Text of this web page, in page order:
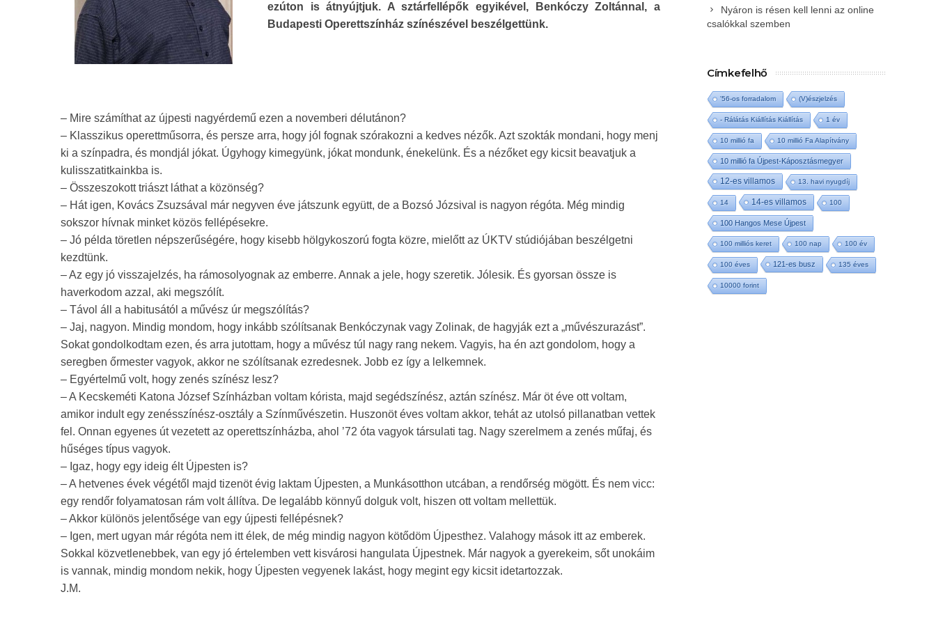
ezúton is átnyújtjuk. A sztárfellépők egyikével, Benkóczy Zoltánnal, a
Budapesti Operettszínház színészével beszélgettünk.
– Mire számíthat az újpesti nagyérdemű ezen a novemberi délutánon?
– Klasszikus operettműsorra, és persze arra, hogy jól fognak szórakozni a kedves nézők. Azt szokták mondani, hogy menj
ki a színpadra, és mondjál jókat. Úgyhogy kimegyünk, jókat mondunk, énekelünk. És a nézőket egy kicsit beavatjuk a
kulisszatitkainkba is.
– Összeszokott triászt láthat a közönség?
– Hát igen, Kovács Zsuzsával már negyven éve játszunk együtt, de a Bozsó Józsival is nagyon régóta. Még mindig
sokszor hívnak minket közös fellépésekre.
– Jó példa töretlen népszerűségére, hogy kisebb hölgykoszorú fogta közre, mielőtt az ÚKTV stúdiójában beszélgetni
kezdtünk.
– Az egy jó visszajelzés, ha rámosolyognak az emberre. Annak a jele, hogy szeretik. Jólesik. És gyorsan össze is
haverkodom azzal, aki megszólít.
– Távol áll a habitusától a művész úr megszólítás?
– Jaj, nagyon. Mindig mondom, hogy inkább szólítsanak Benkóczynak vagy Zolinak, de hagyják ezt a „művészurazást”.
Sokat gondolkodtam ezen, és arra jutottam, hogy a művész túl nagy rang nekem. Vagyis, ha én azt gondolom, hogy a
seregben őrmester vagyok, akkor ne szólítsanak ezredesnek. Jobb ez így a lelkemnek.
– Egyértelmű volt, hogy zenés színész lesz?
– A Kecskeméti Katona József Színházban voltam kórista, majd segédszínész, aztán színész. Már öt éve ott voltam,
amikor indult egy zenésszínész-osztály a Színművészetin. Huszonöt éves voltam akkor, tehát az utolsó pillanatban vettek
fel. Onnan egyenes út vezetett az operettszínházba, ahol ’72 óta vagyok társulati tag. Nagy szerelmem a zenés műfaj, és
hűséges típus vagyok.
– Igaz, hogy egy ideig élt Újpesten is?
– A hetvenes évek végétől majd tizenöt évig laktam Újpesten, a Munkásotthon utcában, a rendőrség mögött. És nem vicc:
egy rendőr folyamatosan rám volt állítva. De legalább könnyű dolguk volt, hiszen ott voltam mellettük.
– Akkor különös jelentősége van egy újpesti fellépésnek?
– Igen, mert ugyan már régóta nem itt élek, de még mindig nagyon kötődöm Újpesthez. Valahogy mások itt az emberek.
Sokkal közvetlenebbek, van egy jó értelemben vett kisvárosi hangulata Újpestnek. Már nagyok a gyerekeim, sőt unokáim
is vannak, mindig mondom nekik, hogy Újpesten vegyenek lakást, hogy megint egy kicsit idetartozzak.
J.M.
Nyáron is résen kell lenni az online
csalókkal szemben
Címkefelhő
'56-os forradalom (V)észjelzés
- Rálátás Kiállítás Kiállítás 1 év
10 millió fa 10 millió Fa Alapítvány
10 millió fa Újpest-Káposztásmegyer
12-es villamos 13. havi nyugdíj
14 14-es villamos 100
100 Hangos Mese Újpest
100 milliós keret 100 nap 100 év
100 éves 121-es busz 135 éves
10000 forint